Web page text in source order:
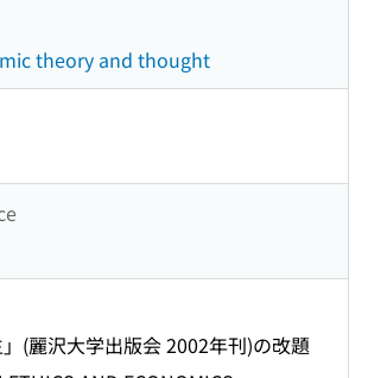
theory and thought
」(麗沢大学出版会 2002年刊)の改題